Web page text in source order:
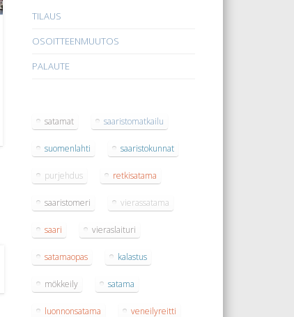
TILAUS
OSOITTEENMUUTOS
PALAUTE
satamat saaristomatkailu
suomenlahti saaristokunnat
purjehdus retkisatama
saaristomeri vierassatama
saari vieraslaituri
satamaopas kalastus
mökkeily satama
luonnonsatama veneilyreitti